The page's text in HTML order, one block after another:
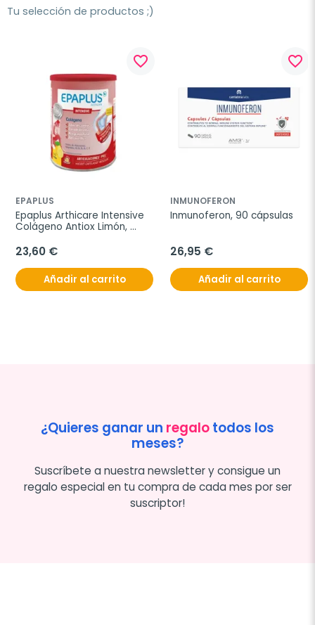
Tu selección de productos ;)
favorite_border
EPAPLUS
Epaplus Arthicare Intensive
Colágeno Antiox Limón,
23,60 €
Añadir al carrito
favorite_border
INMUNOFERON
Inmunoferon, 90 cápsulas
26,95 €
Añadir al carrito
¿Quieres ganar un regalotodos los
meses?
Suscríbete a nuestra newsletter y consigue un
regalo especial en tu compra de cada mes por ser
suscriptor!